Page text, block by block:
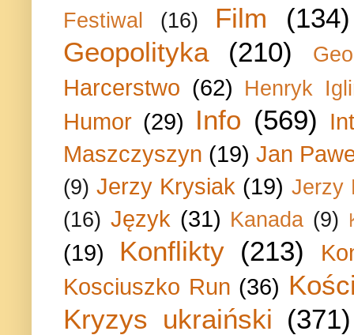
Festiwal (16) Film
(134)
Geopolityka
(210)
Harcerstwo (62) Henryk
Humor (29) Info (569)
Maszczyszyn (19) Jan
(9) Jerzy Krysiak (19) Jerzy
(16) Język (31) Kanada (9)
(19) Konflikty (213)
Kosciuszko Run (36)
Kryzys ukraiński (371)